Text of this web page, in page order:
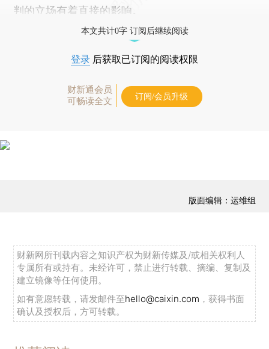
判的立场有着直接的影响。
本文共计0字 订阅后继续阅读
登录 后获取已订阅的阅读权限
财新通会员
可畅读全文
订阅/会员升级
版面编辑：运维组
财新网所刊载内容之知识产权为财新传媒及/或相关权利人
专属所有或持有。未经许可，禁止进行转载、摘编、复制及
建立镜像等任何使用。
如有意愿转载，请发邮件至hello@caixin.com ，获得书面
确认及授权后，方可转载。